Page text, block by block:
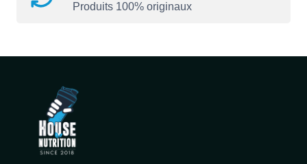
Produits 100% originaux